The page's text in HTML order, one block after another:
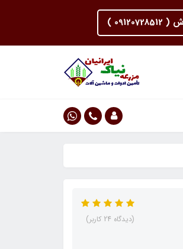
)
(دیدگاه 24 کاربر)